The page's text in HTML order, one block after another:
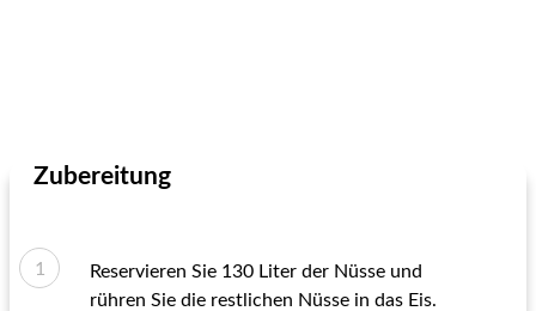
Zubereitung
Reservieren Sie 130 Liter der Nüsse und
rühren Sie die restlichen Nüsse in das Eis.